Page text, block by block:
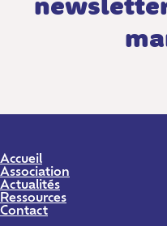
Accueil
Association
Actualités
Ressources
Contact